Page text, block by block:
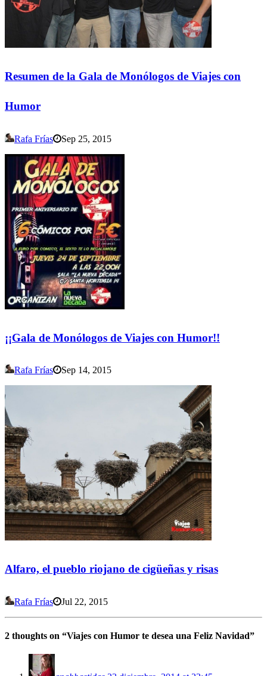
Resumen de la Gala de Monólogos de Viajes con
Humor
Rafa Frías Sep 25, 2015
¡¡Gala de Monólogos de Viajes con Humor!!
Rafa Frías Sep 14, 2015
Alfaro, el pueblo riojano de cigüeñas y risas
Rafa Frías Jul 22, 2015
2 thoughts on “Viajes con Humor te desea una Feliz Navidad”